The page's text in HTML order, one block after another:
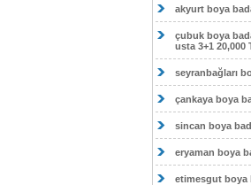
akyurt boya
çubuk boya
usta 3+1 20,000
seyranbağları
çankaya boya
sincan boya
eryaman boya
etimesgut boya